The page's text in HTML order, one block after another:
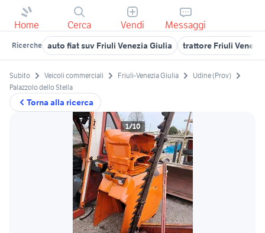
Home Cerca Vendi Messaggi
Ricerche auto fiat suv Friuli Venezia Giulia trattore Friuli
Torna alla ricerca
Subito Veicoli commerciali Friuli-Venezia Giulia
Udine (Prov)
Palazzolo dello Stella
1/10